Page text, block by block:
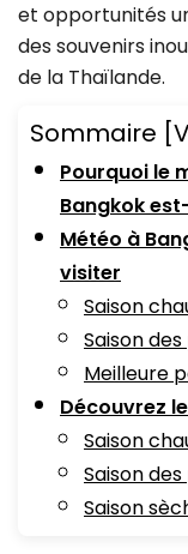
et opportunités
des souvenirs
de la Thaïlande.
Sommaire
Pourquoi le
Bangkok
Météo à
visiter
Saison
Saison
Meilleure
Découvrez
Saison
Saison
Saison